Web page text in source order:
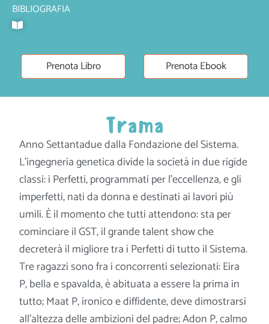
BIBLIOGRAFIA
Prenota Libro Prenota Ebook
Trama
Anno Settantadue dalla Fondazione del Sistema.
L’ingegneria genetica divide la società in due rigide
classi: i Perfetti, programmati per l’eccellenza, e gli
imperfetti, nati da donna e destinati ai lavori più
umili. È il momento che tutti attendono: sta per
cominciare il GST, il grande talent show che
decreterà il migliore tra i Perfetti di tutto il Sistema.
Tre ragazzi sono fra i concorrenti selezionati: Eira
P, bella e spavalda, è abituata a essere la prima in
tutto; Maat P, ironico e diffidente, deve dimostrarsi
all’altezza delle ambizioni del padre; Adon P, calmo